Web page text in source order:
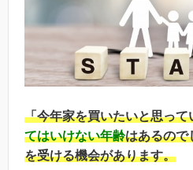
「今年家を買いたいと思って
てはいけない年齢はあるので
を受ける機会があります。